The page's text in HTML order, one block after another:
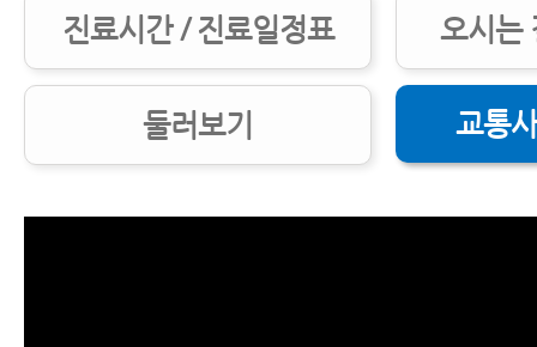
교통사고병원, 첫 병원을 잘 골라야
교통사고한의원 제대로 고르는 5가
교통사고후유증한의원, 교통사고후
대로 고르는 7가지 방법
진료시간 / 진료일정표 오시는
둘러보기 교통